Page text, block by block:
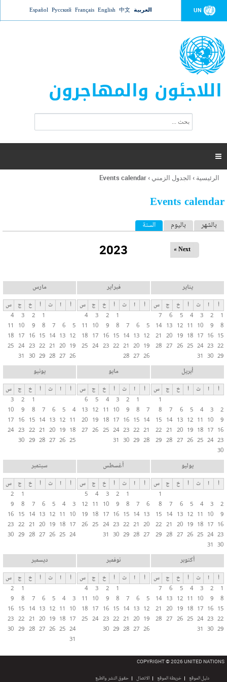
Jump to navigation UN العربية 中文
English
Français
Русский
Español
اللاجئون والمهاجرون
ت
ر
ل
ح
ب

أنت
هنا
الرئيسية › الجدول الزمني ›
Events calendar
Events calendar
ا
ب
ا
ت
ا
ل
أ
ا
س
ي
ة
بالشهر باليوم السنة (علامة التبويب النشطة)
2023 Next »
يناير
أ ا ث أ خ ج
س
1
2
3
4
5
6
7
8
9
10
11
12
13
14
15
16
17
18
19
20
21
22
23
24
25
26
27
28
29
30
31
فبراير
أ ا ث أ خ ج
س
1
2
3
4
5
6
7
8
9
10
11
12
13
14
15
16
17
18
19
20
21
22
23
24
25
26
27
28
مارس
أ ا ث أ خ ج
س
1
2
3
4
5
6
7
8
9
10
11
12
13
14
15
16
17
18
19
20
21
22
23
24
25
26
27
28
29
30
31
أبريل
أ ا ث أ خ ج
س
1
2
3
4
5
6
7
8
9
10
11
12
13
14
15
16
17
18
19
20
21
22
23
24
25
26
27
28
29
30
مايو
أ ا ث أ خ ج
س
1
2
3
4
5
6
7
8
9
10
11
12
13
14
15
16
17
18
19
20
21
22
23
24
25
26
27
28
29
30
31
يونيو
أ ا ث أ خ ج
س
1
2
3
4
5
6
7
8
9
10
11
12
13
14
15
16
17
18
19
20
21
22
23
24
25
26
27
28
29
30
يوليو
أ ا ث أ خ ج
س
1
2
3
4
5
6
7
8
9
10
11
12
13
14
15
16
17
18
19
20
21
22
23
24
25
26
27
28
29
30
31
أغسطس
أ ا ث أ خ ج
س
1
2
3
4
5
6
7
8
9
10
11
12
13
14
15
16
17
18
19
20
21
22
23
24
25
26
27
28
29
30
31
سبتمبر
أ ا ث أ خ ج
س
1
2
3
4
5
6
7
8
9
10
11
12
13
14
15
16
17
18
19
20
21
22
23
24
25
26
27
28
29
30
أكتوبر
أ ا ث أ خ ج
س
1
2
3
4
5
6
7
8
9
10
11
12
13
14
15
16
17
18
19
20
21
22
23
24
25
26
27
28
29
30
31
نوفمبر
أ ا ث أ خ ج
س
1
2
3
4
5
6
7
8
9
10
11
12
13
14
15
16
17
18
19
20
21
22
23
24
25
26
27
28
29
30
ديسمبر
أ ا ث أ خ ج
س
1
2
3
4
5
6
7
8
9
10
11
12
13
14
15
16
17
18
19
20
21
22
23
24
25
26
27
28
29
30
31
COPYRIGHT © 2026 UNITED NATIONS
دليل الموقع خريطة الموقع الاتصال حقوق النشر والطبع